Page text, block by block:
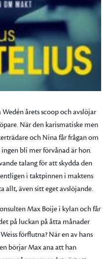
årets scoop och avslöjar
När den karismatiske men
och Nina får frågan om
bli mer förvånad är hon.
talang för att skydda den
i taktpinnen i maktens
allt, även sitt eget avslöjande.
Max Boije i kylan och får
på luckan på åtta månader
förflutna? När en av hans
börjar Max ana att han